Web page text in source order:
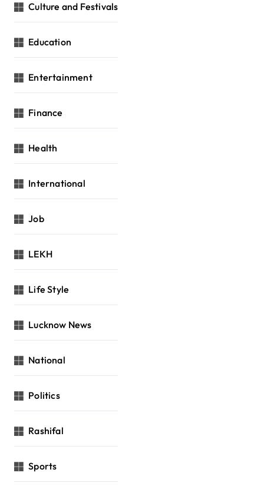
Culture and Festivals
Education
Entertainment
Finance
Health
International
Job
LEKH
Life Style
Lucknow News
National
Politics
Rashifal
Sports